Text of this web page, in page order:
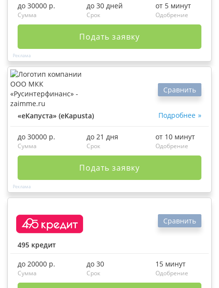
до 30000 р.
Сумма
до 30 дней
Срок
от 5 минут
Одобрение
Подать заявку
«еКапуста» (eKapusta) Подробнее
Сравнить
до 30000 р.
Сумма
до 21 дня
Срок
от 10 минут
Одобрение
Подать заявку
495 кредит
Сравнить
до 20000 р.
Сумма
до 30
Срок
15 минут
Одобрение